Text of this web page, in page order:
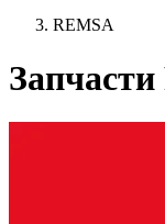
REMSA